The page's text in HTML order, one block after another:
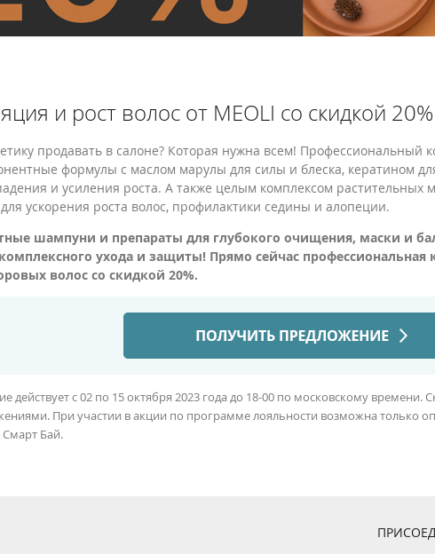
и рост волос от MEOLI со скидкой 20%
продавать в салоне? Которая нужна всем! Профессиональный
формулы с маслом марулы для силы и блеска, кератином
и усиления роста. А также целым комплексом растительных
ускорения роста волос, профилактики седины и алопеции.
шампуни и препараты для глубокого очищения, маски и
ухода и защиты! Прямо сейчас
волос со скидкой 20%.
действует с 02 по 15 октября 2023 года до 18-00 по московскому времени.
При участии в акции по программе лояльности возможна только
Бай.